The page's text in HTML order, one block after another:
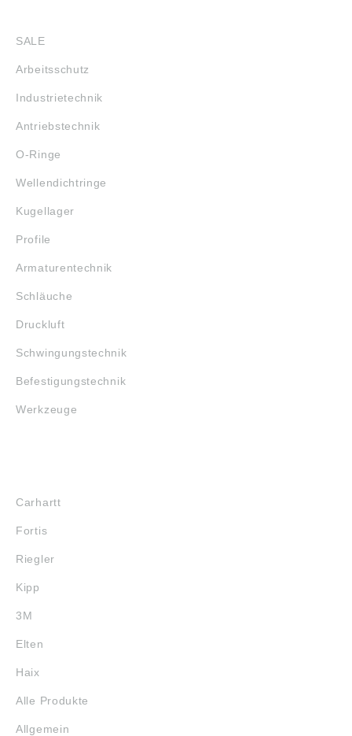
SALE
Arbeitsschutz
Industrietechnik
Antriebstechnik
O-Ringe
Wellendichtringe
Kugellager
Profile
Armaturentechnik
Schläuche
Druckluft
Schwingungstechnik
Befestigungstechnik
Werkzeuge
Carhartt
Fortis
Riegler
Kipp
3M
Elten
Haix
Alle Produkte
Allgemein